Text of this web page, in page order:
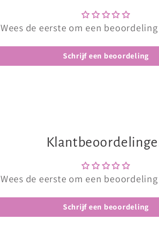
Wees de eerste om een
Schrijf een beoordeling
Wees de eerste om een
Schrijf een beoordeling